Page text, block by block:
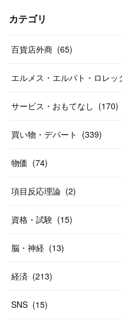
(17
(12)
(13
(14)
(29
(24)
(26
(26
(20)
(14
(46
(55
(38)
(20
(31
58)
10
(33
(46)
(20
カテゴリ
百貨店外商 (65)
エルメス・エルパト・ロレッ
サービス・おもてなし (170)
買い物・デパート (339)
物価 (74)
項目反応理論 (2)
資格・試験 (15)
脳・神経 (13)
経済 (213)
SNS (15)